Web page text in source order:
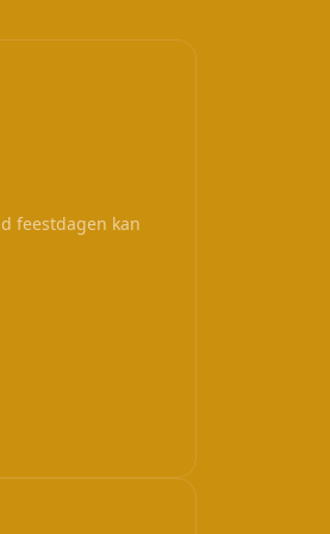
feestdagen kan